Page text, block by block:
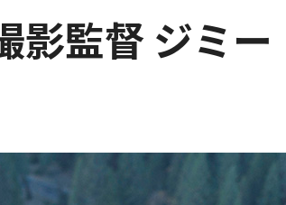
影監督 ジミ